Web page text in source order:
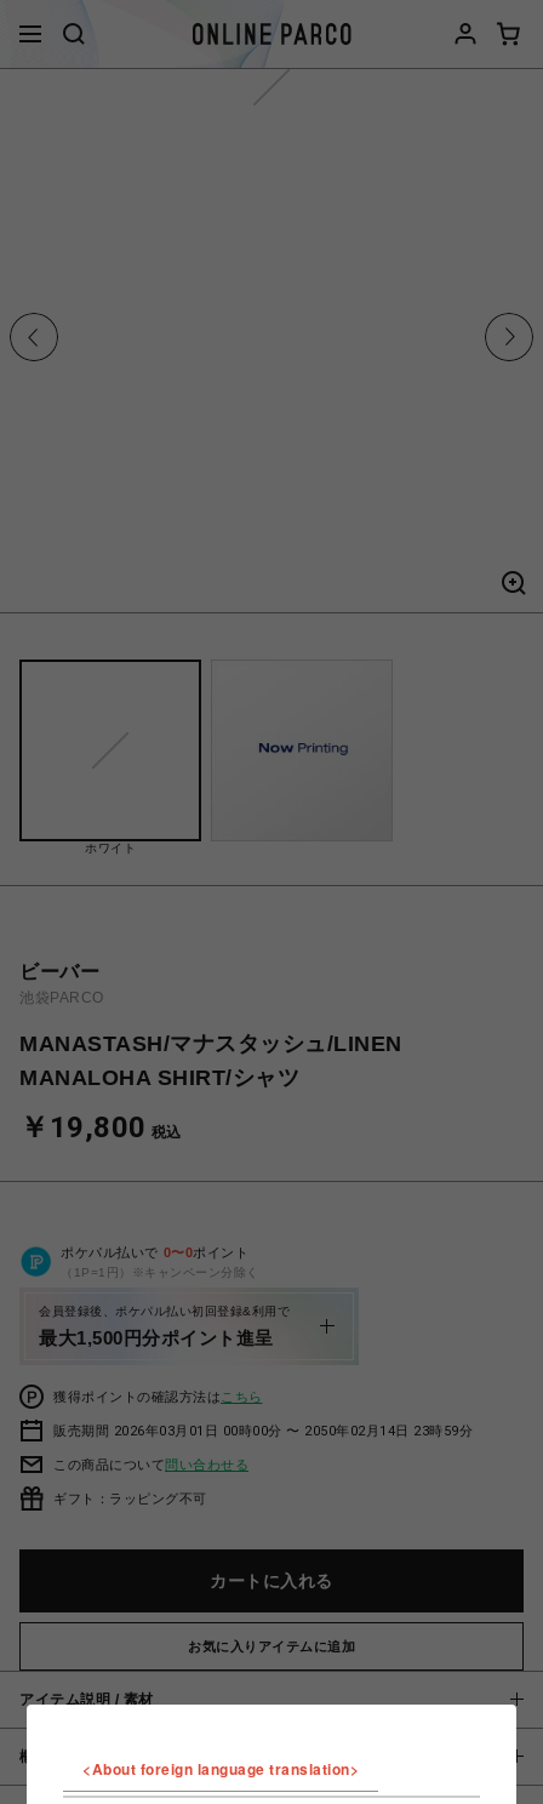
ホワイト
ビーバー
池袋PARCO
MANASTASH/マナスタッシュ/LINEN
MANALOHA SHIRT/シャツ
￥19,800 税込
ポケパル払いで 0〜0ポイント
（1P=1円）※キャンペーン分除く
会員登録後、ポケパル払い初回登録&利用で
最大1,500円分ポイント進呈
獲得ポイントの確認方法は こちら
販売期間 2026年03月01日 00時00分 〜 2050年02月14日 23時59分
この商品について問い合わせる
ギフト：ラッピング不可
カートに入れる
お気に入りアイテムに追加
アイテム説明 / 素材
概要
<About foreign language translation>